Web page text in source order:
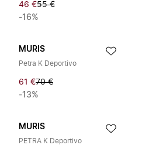
46 €55 €
-16%
MURIS
Petra K Deportivo
61 €70 €
-13%
MURIS
PETRA K Deportivo